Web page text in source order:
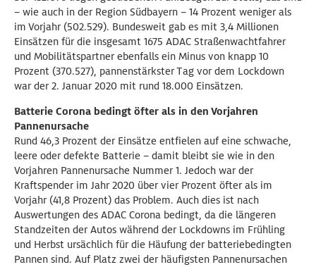
– wie auch in der Region Südbayern – 14 Prozent weniger als
im Vorjahr (502.529). Bundesweit gab es mit 3,4 Millionen
Einsätzen für die insgesamt 1675 ADAC Straßenwachtfahrer
und Mobilitätspartner ebenfalls ein Minus von knapp 10
Prozent (370.527), pannenstärkster Tag vor dem Lockdown
war der 2. Januar 2020 mit rund 18.000 Einsätzen.
Batterie Corona bedingt öfter als in den Vorjahren
Pannenursache
Rund 46,3 Prozent der Einsätze entfielen auf eine schwache,
leere oder defekte Batterie – damit bleibt sie wie in den
Vorjahren Pannenursache Nummer 1. Jedoch war der
Kraftspender im Jahr 2020 über vier Prozent öfter als im
Vorjahr (41,8 Prozent) das Problem. Auch dies ist nach
Auswertungen des ADAC Corona bedingt, da die längeren
Standzeiten der Autos während der Lockdowns im Frühling
und Herbst ursächlich für die Häufung der batteriebedingten
Pannen sind. Auf Platz zwei der häufigsten Pannenursachen